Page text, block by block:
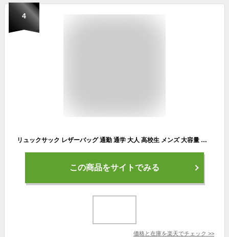
4
リュックサック レザーバッグ 通勤 通学 大人 高校生 メンズ 大容量 リュック A4対応 旅行 レザー おしゃれ 撥水 紳士用 出張 男女兼用 ビジネスれ
この商品をサイトでみる
価格と在庫を楽天でチェック >>